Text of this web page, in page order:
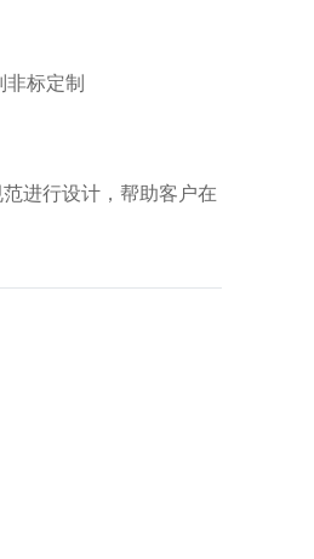
标定制
进行设计，帮助客户在